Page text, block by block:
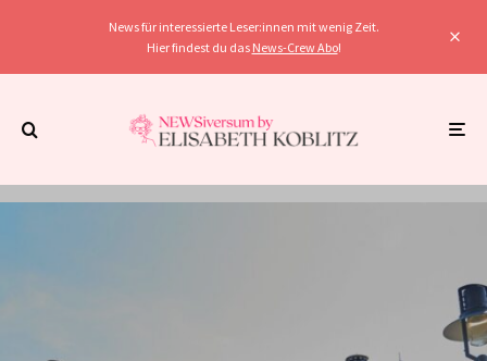
News für interessierte Leser:innen mit wenig Zeit.
Hier findest du das News-Crew Abo!